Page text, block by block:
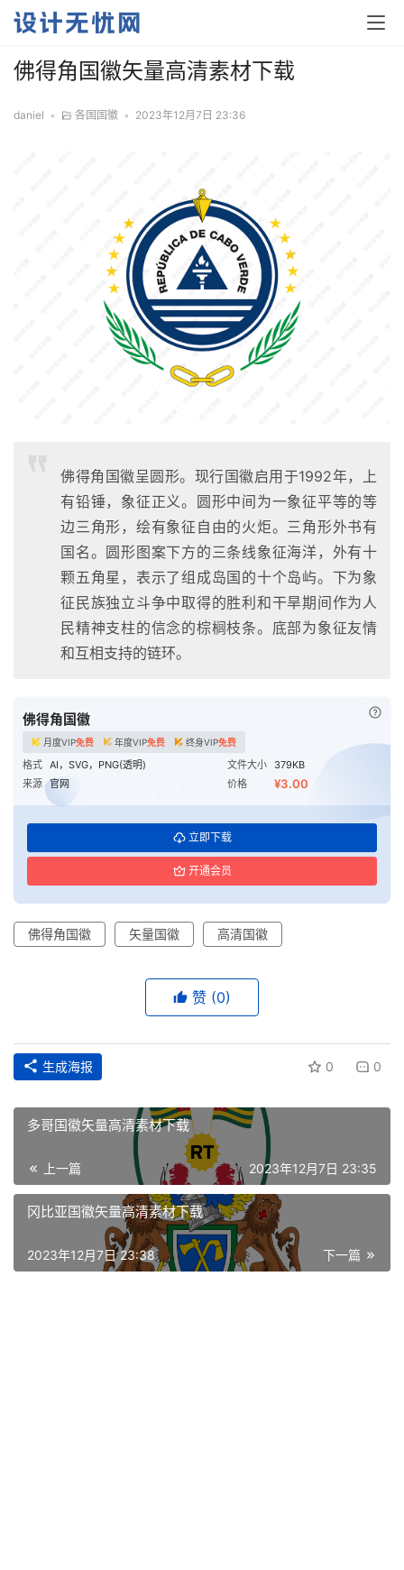
页
资
佛得角国徽矢量高清素材下载
daniel • 各国国徽 • 2023年12月7日 23:36
佛得角国徽呈圆形。现行国徽启用于1992年，上
有铅锤，象征正义。圆形中间为一象征平等的等
边三角形，绘有象征自由的火炬。三角形外书有
国名。圆形图案下方的三条线象征海洋，外有十
颗五角星，表示了组成岛国的十个岛屿。下为象
征民族独立斗争中取得的胜利和干旱期间作为人
民精神支柱的信念的棕榈枝条。底部为象征友情
和互相支持的链环。
佛得角国徽
月度VIP免费 年度VIP免费 终身VIP免费
格式 AI，SVG，PNG(透明) 文件大小
379KB
来源 官网 价格 ¥3.00
立即下载
开通会员
佛得角国徽 矢量国徽 高清国徽
赞 (0)
生成海报 0 0
多哥国徽矢量高清素材下载
上一篇 2023年12月7日 23:35
冈比亚国徽矢量高清素材下载
下一篇
2023年12月7日 23:38